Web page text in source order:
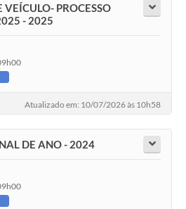
PROCESSO
- 2025
Atualizado em: 10/07/2026 às 10h58
DE ANO - 2024